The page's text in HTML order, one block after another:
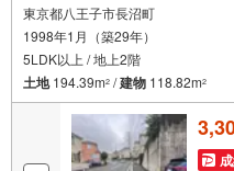
東京都八王子市長沼町
1998年1月（築29年）
5LDK以上 / 地上2階
土地194.39m2 /建物 118.82m2